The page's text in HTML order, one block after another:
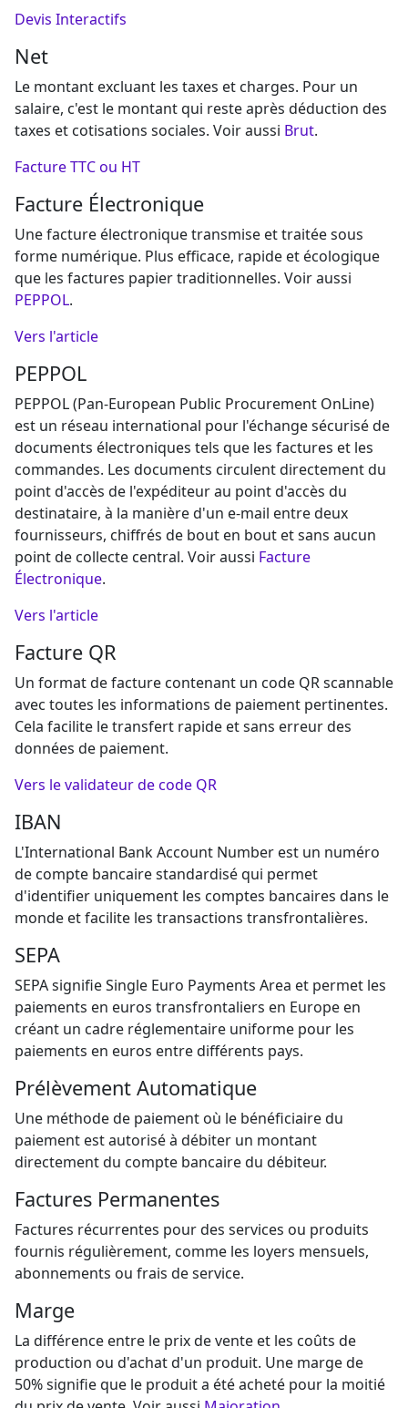
Devis Interactifs
Net
Le montant excluant les taxes et charges. Pour un
salaire, c'est le montant qui reste après déduction des
taxes et cotisations sociales. Voir aussi Brut.
Facture TTC ou HT
Facture Électronique
Une facture électronique transmise et traitée sous
forme numérique. Plus efficace, rapide et écologique
que les factures papier traditionnelles. Voir aussi
PEPPOL.
Vers l'article
PEPPOL
PEPPOL (Pan-European Public Procurement OnLine)
est un réseau international pour l'échange sécurisé de
documents électroniques tels que les factures et les
commandes. Les documents circulent directement du
point d'accès de l'expéditeur au point d'accès du
destinataire, à la manière d'un e-mail entre deux
fournisseurs, chiffrés de bout en bout et sans aucun
point de collecte central. Voir aussi Facture
Électronique.
Vers l'article
Facture QR
Un format de facture contenant un code QR scannable
avec toutes les informations de paiement pertinentes.
Cela facilite le transfert rapide et sans erreur des
données de paiement.
Vers le validateur de code QR
IBAN
L'International Bank Account Number est un numéro
de compte bancaire standardisé qui permet
d'identifier uniquement les comptes bancaires dans le
monde et facilite les transactions transfrontalières.
SEPA
SEPA signifie Single Euro Payments Area et permet les
paiements en euros transfrontaliers en Europe en
créant un cadre réglementaire uniforme pour les
paiements en euros entre différents pays.
Prélèvement Automatique
Une méthode de paiement où le bénéficiaire du
paiement est autorisé à débiter un montant
directement du compte bancaire du débiteur.
Factures Permanentes
Factures récurrentes pour des services ou produits
fournis régulièrement, comme les loyers mensuels,
abonnements ou frais de service.
Marge
La différence entre le prix de vente et les coûts de
production ou d'achat d'un produit. Une marge de
50% signifie que le produit a été acheté pour la moitié